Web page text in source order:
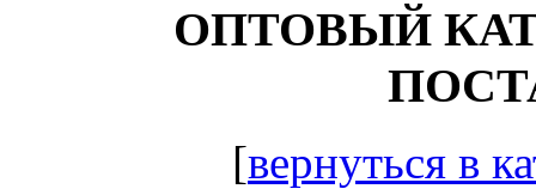
ОПТОВЫЙ
[вернуться в